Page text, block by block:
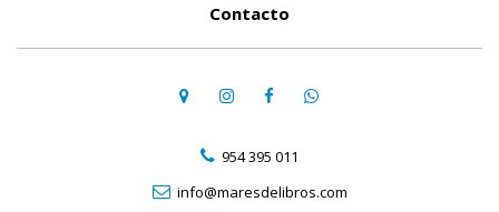
Contacto
954 395 011
info@maresdelibros.com